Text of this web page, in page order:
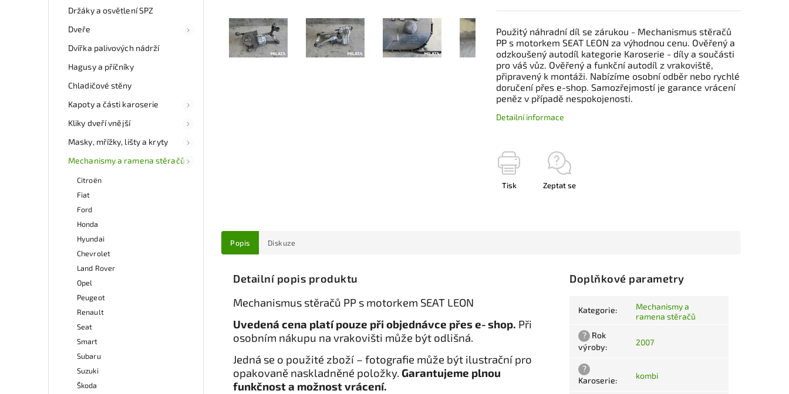
Držáky a osvětlení SPZ
Dveře
Dvířka palivových nádrží
Hagusy a příčníky
Chladičové stěny
Kapoty a části karoserie
Kliky dveří vnější
Masky, mřížky, lišty a kryty
Mechanismy a ramena stěračů
Citroën
Fiat
Ford
Honda
Hyundai
Chevrolet
Land Rover
Opel
Peugeot
Renault
Seat
Smart
Subaru
Suzuki
Škoda
Použitý náhradní díl se zárukou - Mechanismus stěračů
PP s motorkem SEAT LEON za výhodnou cenu. Ověřený a
odzkoušený autodíl kategorie Karoserie - díly a součásti
pro váš vůz. Ověřený a funkční autodíl z vrakoviště,
připravený k montáži. Nabízíme osobní odběr nebo rychlé
doručení přes e-shop. Samozřejmostí je garance vrácení
peněz v případě nespokojenosti.
Detailní informace
Tisk Zeptat se
Popis Diskuze
Detailní popis produktu
Mechanismus stěračů PP s motorkem SEAT LEON
Uvedená cena platí pouze při objednávce přes e‑shop. Při
osobním nákupu na vrakovišti může být odlišná.
Jedná se o použité zboží – fotografie může být ilustrační pro
opakovaně naskladněné položky. Garantujeme plnou
funkčnost a možnost vrácení.
Doplňkové parametry
Kategorie:
Mechanismy a
ramena stěračů
? Rok
výroby: 2007
?
Karoserie: kombi